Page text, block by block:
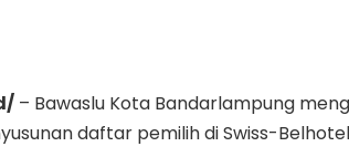
– Bawaslu Kota Bandarlampung
daftar pemilih di Swiss-